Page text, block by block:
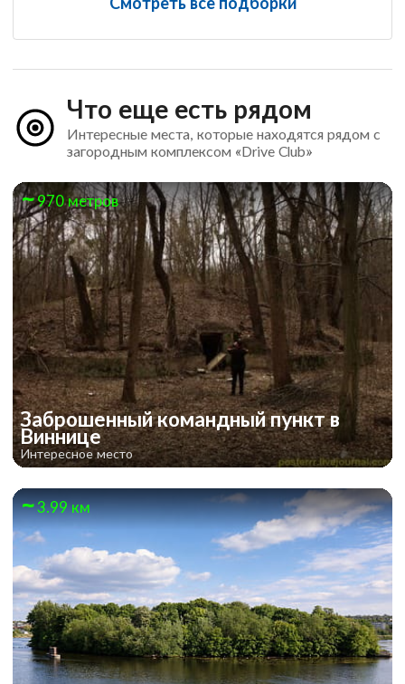
Что еще есть рядом
Интересные места, которые находятся рядом с
загородным комплексом «Drive Club»
970 метров
Заброшенный командный пункт в
Виннице
Интересное место
3.99 км